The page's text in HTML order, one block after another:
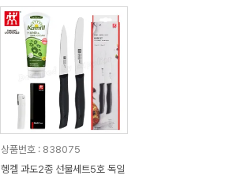
상품번호 : 838075
헹켈 과도2종 선물세트5호 독일